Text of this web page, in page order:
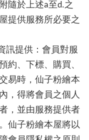
隨於上述a至d.之
提供服務所必要之
訊提供：會員對服
約、下標、購買、
易時，仙子粉繪本
，得將會員之個人
，並由服務提供者
仙子粉繪本屋將以